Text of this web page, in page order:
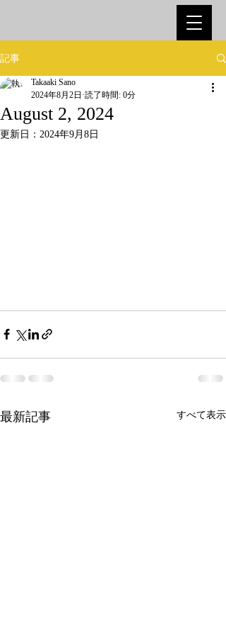
記事
August 2, 2024
Takaaki Sano
2024年8月2日 読了時間: 0分
更新日： 2024年9月8日
最新記事 すべて表示